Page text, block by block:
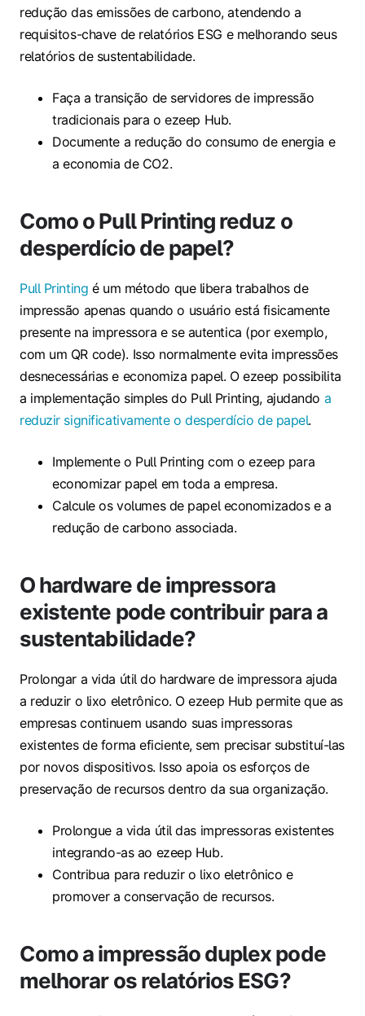
redução das emissões de carbono, atendendo a
requisitos-chave de relatórios ESG e melhorando seus
relatórios de sustentabilidade.
Faça a transição de servidores de impressão
tradicionais para o ezeep Hub.
Documente a redução do consumo de energia e
a economia de CO2.
Como o Pull Printing reduz o
desperdício de papel?
Pull Printing é um método que libera trabalhos de
impressão apenas quando o usuário está fisicamente
presente na impressora e se autentica (por exemplo,
com um QR code). Isso normalmente evita impressões
desnecessárias e economiza papel. O ezeep possibilita
a implementação simples do Pull Printing, ajudando a
reduzir significativamente o desperdício de papel.
Implemente o Pull Printing com o ezeep para
economizar papel em toda a empresa.
Calcule os volumes de papel economizados e a
redução de carbono associada.
O hardware de impressora
existente pode contribuir para a
sustentabilidade?
Prolongar a vida útil do hardware de impressora ajuda
a reduzir o lixo eletrônico. O ezeep Hub permite que as
empresas continuem usando suas impressoras
existentes de forma eficiente, sem precisar substituí-las
por novos dispositivos. Isso apoia os esforços de
preservação de recursos dentro da sua organização.
Prolongue a vida útil das impressoras existentes
integrando-as ao ezeep Hub.
Contribua para reduzir o lixo eletrônico e
promover a conservação de recursos.
Como a impressão duplex pode
melhorar os relatórios ESG?